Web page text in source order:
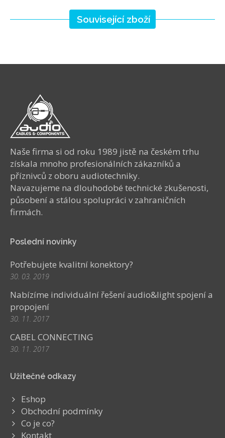
Související zboží
Naše firma si od roku 1989 jistě na českém trhu
získala mnoho profesionálních zákazníků a
příznivců z oboru audiotechniky.
Navazujeme na dlouhodobé technické zkušenosti,
působení a stálou spolupráci v zahraničních
firmách.
Poslední novinky
Potřebujete kvalitní konektory?
30. 03. 2019
Nabízíme individuální řešení audio&light spojení a
propojení
30. 11. 2017
CABEL CONNECTING
30. 11. 2017
Užitečné odkazy
Eshop
Obchodní podmínky
Co je co?
Kontakt